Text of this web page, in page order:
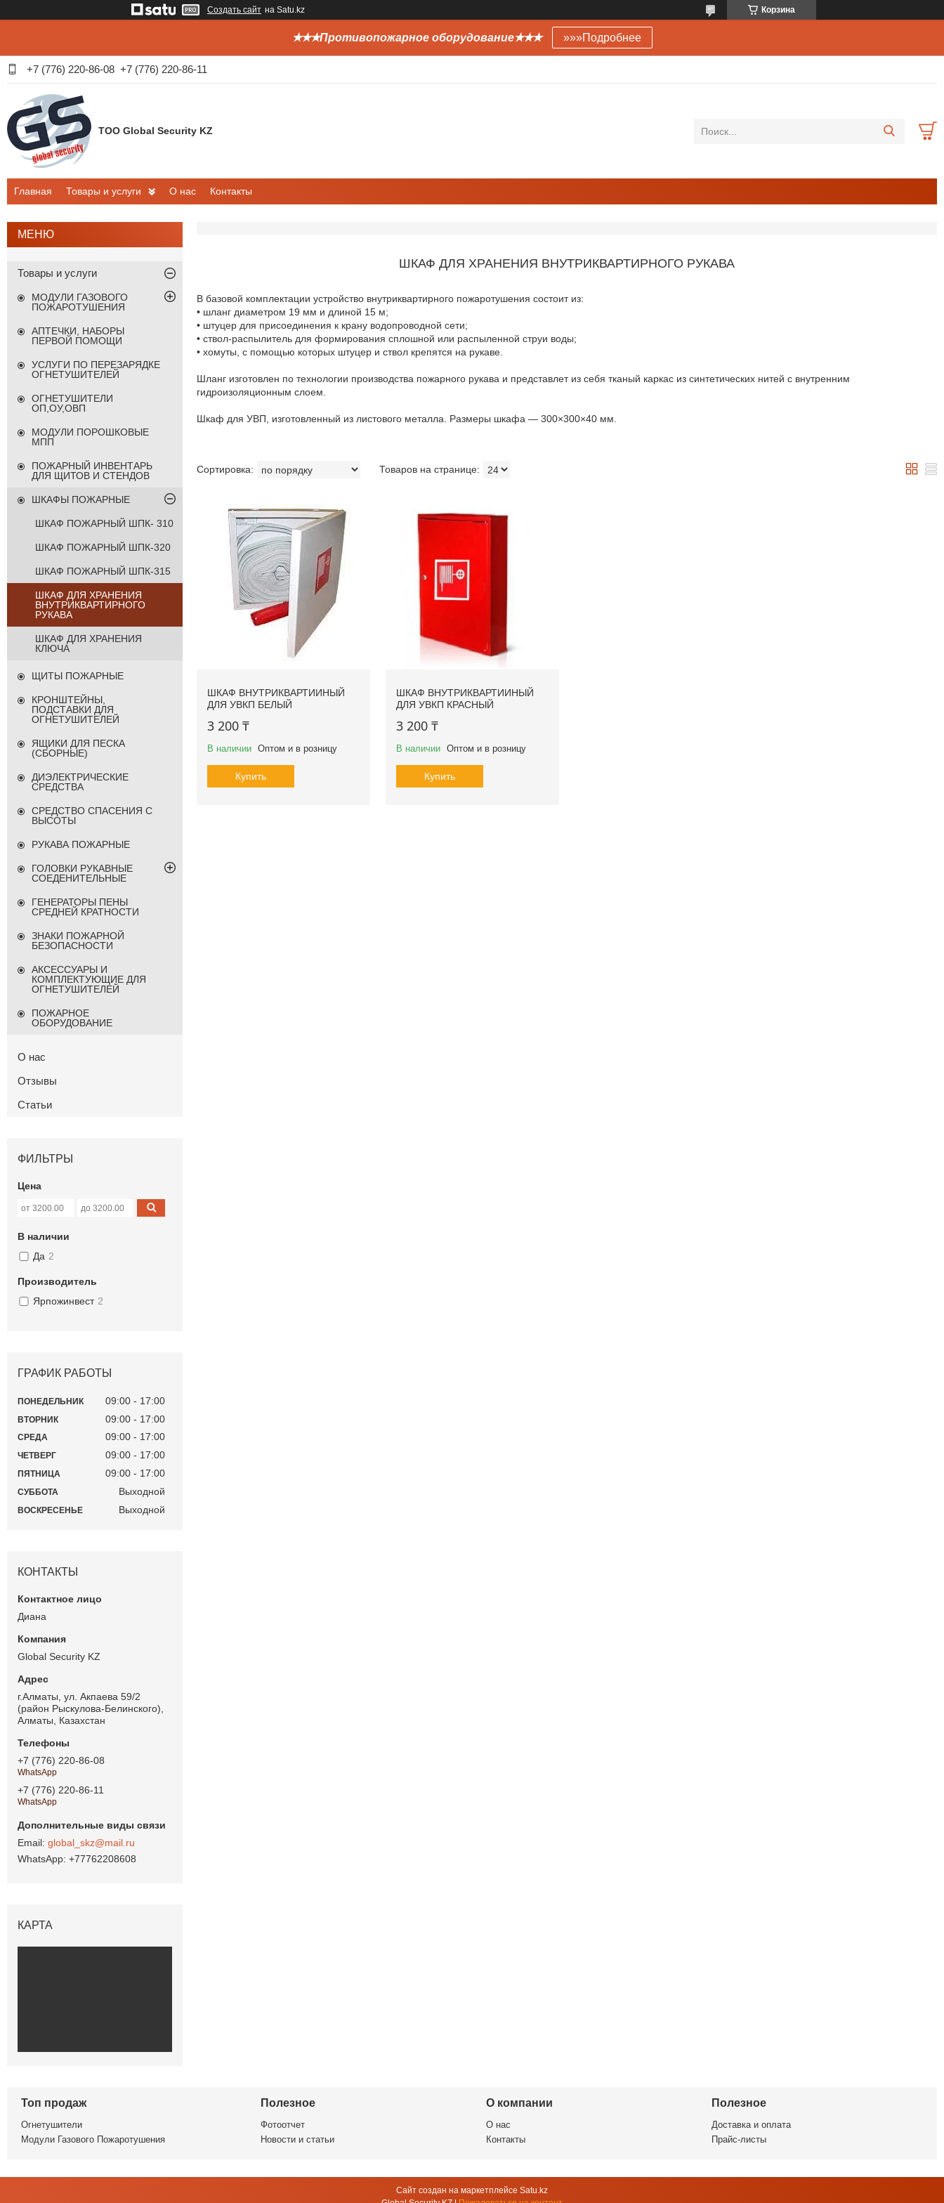
Создать сайт на Satu.kz Корзина
✭✭✭Противопожарное оборудование✭✭✭ »»»Подробнее
+7 (776) 220-86-08 +7 (776) 220-86-11
ТОО Global Security KZ
Главная Товары и услуги О нас Контакты
ШКАФ ДЛЯ ХРАНЕНИЯ ВНУТРИКВАРТИРНОГО РУКАВА
В базовой комплектации устройство внутриквартирного пожаротушения состоит из:
• шланг диаметром 19 мм и длиной 15 м;
• штуцер для присоединения к крану водопроводной сети;
• ствол-распылитель для формирования сплошной или распыленной струи воды;
• хомуты, с помощью которых штуцер и ствол крепятся на рукаве.
Шланг изготовлен по технологии производства пожарного рукава и представлет из себя тканый каркас из синтетических нитей с внутренним
гидроизоляционным слоем.
Шкаф для УВП, изготовленный из листового металла. Размеры шкафа — 300×300×40 мм.
ШКАФ ВНУТРИКВАРТИИНЫЙ
ДЛЯ УВКП БЕЛЫЙ
3 200 ₸
В наличии Оптом и в розницу
Купить
ШКАФ ВНУТРИКВАРТИИНЫЙ
ДЛЯ УВКП КРАСНЫЙ
3 200 ₸
В наличии Оптом и в розницу
Купить
Товары и услуги
МОДУЛИ ГАЗОВОГО
ПОЖАРОТУШЕНИЯ
АПТЕЧКИ, НАБОРЫ
ПЕРВОЙ ПОМОЩИ
УСЛУГИ ПО ПЕРЕЗАРЯДКЕ
ОГНЕТУШИТЕЛЕЙ
ОГНЕТУШИТЕЛИ
ОП,ОУ,ОВП
МОДУЛИ ПОРОШКОВЫЕ
МПП
ПОЖАРНЫЙ ИНВЕНТАРЬ
ДЛЯ ЩИТОВ И СТЕНДОВ
ШКАФЫ ПОЖАРНЫЕ
ШКАФ ПОЖАРНЫЙ ШПК- 310
ШКАФ ПОЖАРНЫЙ ШПК-320
ШКАФ ПОЖАРНЫЙ ШПК-315
ШКАФ ДЛЯ ХРАНЕНИЯ
ВНУТРИКВАРТИРНОГО
РУКАВА
ШКАФ ДЛЯ ХРАНЕНИЯ
КЛЮЧА
ЩИТЫ ПОЖАРНЫЕ
КРОНШТЕЙНЫ,
ПОДСТАВКИ ДЛЯ
ОГНЕТУШИТЕЛЕЙ
ЯЩИКИ ДЛЯ ПЕСКА
(СБОРНЫЕ)
ДИЭЛЕКТРИЧЕСКИЕ
СРЕДСТВА
СРЕДСТВО СПАСЕНИЯ С
ВЫСОТЫ
РУКАВА ПОЖАРНЫЕ
ГОЛОВКИ РУКАВНЫЕ
СОЕДЕНИТЕЛЬНЫЕ
ГЕНЕРАТОРЫ ПЕНЫ
СРЕДНЕЙ КРАТНОСТИ
ЗНАКИ ПОЖАРНОЙ
БЕЗОПАСНОСТИ
АКСЕССУАРЫ И
КОМПЛЕКТУЮЩИЕ ДЛЯ
ОГНЕТУШИТЕЛЕЙ
ПОЖАРНОЕ
ОБОРУДОВАНИЕ
О нас
Отзывы
Статьи
ФИЛЬТРЫ
Цена
В наличии
Да 2
Производитель
Ярпожинвест 2
ГРАФИК РАБОТЫ
ПОНЕДЕЛЬНИК 09:00 17:00
ВТОРНИК 09:00 17:00
СРЕДА 09:00 17:00
ЧЕТВЕРГ 09:00 17:00
ПЯТНИЦА 09:00 17:00
СУББОТА Выходной
ВОСКРЕСЕНЬЕ Выходной
КОНТАКТЫ
Диана
Global Security KZ
г.Алматы, ул. Акпаева 59/2
(район Рыскулова-Белинского),
Алматы, Казахстан
+7 (776) 220-86-08
WhatsApp
+7 (776) 220-86-11
WhatsApp
global_skz@mail.ru
+77762208608
КАРТА
Топ продаж
Огнетушители
Модули Газового Пожаротушения
Полезное
Фотоотчет
Новости и статьи
О компании
О нас
Контакты
Полезное
Доставка и оплата
Прайс-листы
Сайт создан на маркетплейсе Satu.kz